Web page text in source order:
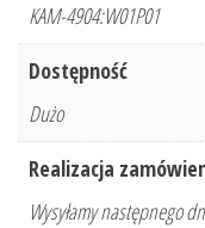
KAM-4904:W01P01
Dostępność
Dużo
Realizacja
Wysyłamy następnego